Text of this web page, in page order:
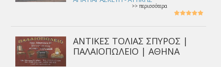
>> περισσότερα
ΑΝΤΙΚΕΣ ΤΟΛΙΑΣ ΣΠΥΡΟΣ |
ΠΑΛΑΙΟΠΩΛΕΙΟ | ΑΘΗΝΑ